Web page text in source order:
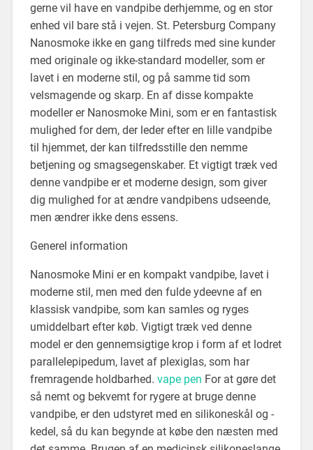
gerne vil have en vandpibe derhjemme, og en stor
enhed vil bare stå i vejen. St. Petersburg Company
Nanosmoke ikke en gang tilfreds med sine kunder
med originale og ikke-standard modeller, som er
lavet i en moderne stil, og på samme tid som
velsmagende og skarp. En af disse kompakte
modeller er Nanosmoke Mini, som er en fantastisk
mulighed for dem, der leder efter en lille vandpibe
til hjemmet, der kan tilfredsstille den nemme
betjening og smagsegenskaber. Et vigtigt træk ved
denne vandpibe er et moderne design, som giver
dig mulighed for at ændre vandpibens udseende,
men ændrer ikke dens essens.
Generel information
Nanosmoke Mini er en kompakt vandpibe, lavet i
moderne stil, men med den fulde ydeevne af en
klassisk vandpibe, som kan samles og ryges
umiddelbart efter køb. Vigtigt træk ved denne
model er den gennemsigtige krop i form af et lodret
parallelepipedum, lavet af plexiglas, som har
fremragende holdbarhed. vape pen For at gøre det
så nemt og bekvemt for rygere at bruge denne
vandpibe, er den udstyret med en silikoneskål og -
kedel, så du kan begynde at købe den næsten med